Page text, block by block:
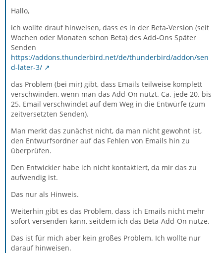
Hallo,
ich wollte drauf hinweisen, dass es in der Beta-Version (seit
Wochen oder Monaten schon Beta) des Add-Ons Später
Senden
https://addons.thunderbird.net/de/thunderbird/addon/sen
d-later-3/
das Problem (bei mir) gibt, dass Emails teilweise komplett
verschwinden, wenn man das Add-On nutzt. Ca. jede 20. bis
25. Email verschwindet auf dem Weg in die Entwürfe (zum
zeitversetzten Senden).
Man merkt das zunächst nicht, da man nicht gewohnt ist,
den Entwurfsordner auf das Fehlen von Emails hin zu
überprüfen.
Den Entwickler habe ich nicht kontaktiert, da mir das zu
aufwendig ist.
Das nur als Hinweis.
Weiterhin gibt es das Problem, dass ich Emails nicht mehr
sofort versenden kann, seitdem ich das Beta-Add-On nutze.
Das ist für mich aber kein großes Problem. Ich wollte nur
darauf hinweisen.